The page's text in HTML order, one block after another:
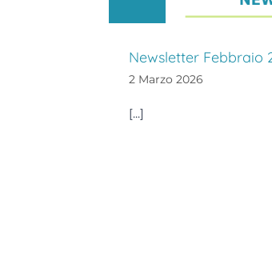
Newsletter Febbraio
2 Marzo 2026
[...]